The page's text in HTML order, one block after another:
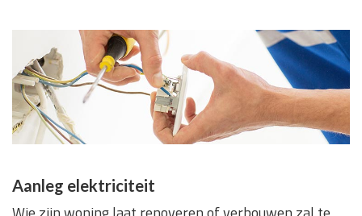
Aanleg elektriciteit